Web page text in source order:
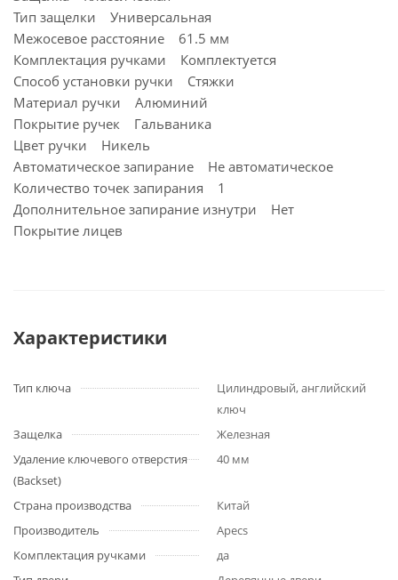
Тип защелки Универсальная
Межосевое расстояние 61.5 мм
Комплектация ручками Комплектуется
Способ установки ручки Стяжки
Материал ручки Алюминий
Покрытие ручек Гальваника
Цвет ручки Никель
Автоматическое запирание Не автоматическое
Количество точек запирания 1
Дополнительное запирание изнутри Нет
Покрытие лицев
Характеристики
Тип ключа
Цилиндровый, английский
ключ
Защелка
Железная
Удаление ключевого отверстия
(Backset)
40 мм
Страна производства
Китай
Производитель
Apecs
Комплектация ручками
да